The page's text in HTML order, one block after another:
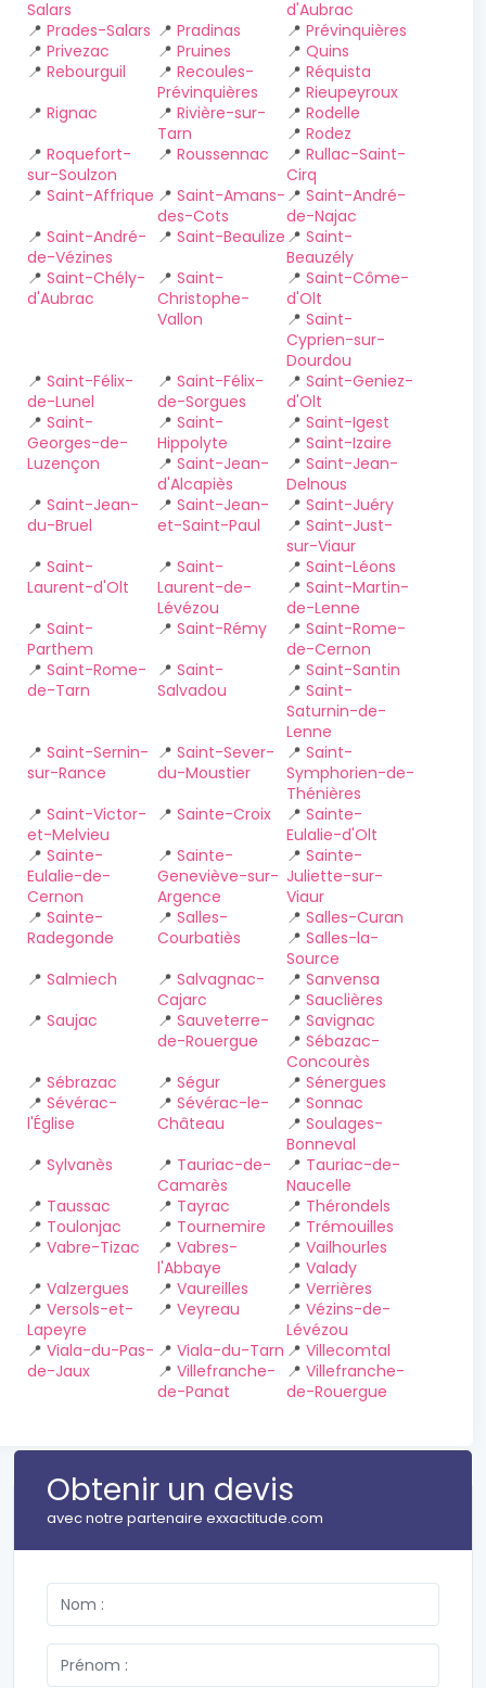
Salars
d'Aubrac
📍 Prades-Salars 📍 Pradinas 📍Prévinquières
📍 Privezac 📍 Pruines 📍Quins
📍 Rebourguil 📍 Recoules-
Prévinquières
📍Réquista
📍Rieupeyroux
📍 Rignac 📍 Rivière-sur-
Tarn
📍Rodelle
📍Rodez
📍 Roquefort-
sur-Soulzon
📍 Roussennac 📍Rullac-Saint-
Cirq
📍 Saint-Affrique 📍 Saint-Amans-
des-Cots
📍Saint-André-
de-Najac
📍 Saint-André-
de-Vézines
📍 Saint-Beaulize 📍Saint-
Beauzély
📍 Saint-Chély-
d'Aubrac
📍 Saint-
Christophe-
Vallon
📍Saint-Côme-
d'Olt
📍Saint-
Cyprien-sur-
Dourdou
📍 Saint-Félix-
de-Lunel
📍 Saint-Félix-
de-Sorgues
📍Saint-Geniez-
d'Olt
📍 Saint-
Georges-de-
Luzençon
📍 Saint-
Hippolyte
📍Saint-Igest
📍Saint-Izaire
📍 Saint-Jean-
d'Alcapiès
📍Saint-Jean-
Delnous
📍 Saint-Jean-
du-Bruel
📍 Saint-Jean-
et-Saint-Paul
📍Saint-Juéry
📍Saint-Just-
sur-Viaur
📍 Saint-
Laurent-d'Olt
📍 Saint-
Laurent-de-
Lévézou
📍Saint-Léons
📍Saint-Martin-
de-Lenne
📍 Saint-
Parthem
📍 Saint-Rémy 📍Saint-Rome-
de-Cernon
📍 Saint-Rome-
de-Tarn
📍 Saint-
Salvadou
📍Saint-Santin
📍Saint-
Saturnin-de-
Lenne
📍 Saint-Sernin-
sur-Rance
📍 Saint-Sever-
du-Moustier
📍Saint-
Symphorien-de-
Thénières
📍 Saint-Victor-
et-Melvieu
📍 Sainte-Croix 📍Sainte-
Eulalie-d'Olt
📍 Sainte-
Eulalie-de-
Cernon
📍 Sainte-
Geneviève-sur-
Argence
📍Sainte-
Juliette-sur-
Viaur
📍 Sainte-
Radegonde
📍 Salles-
Courbatiès
📍Salles-Curan
📍Salles-la-
Source
📍 Salmiech 📍 Salvagnac-
Cajarc
📍Sanvensa
📍Sauclières
📍 Saujac 📍 Sauveterre-
de-Rouergue
📍Savignac
📍Sébazac-
Concourès
📍 Sébrazac 📍 Ségur 📍Sénergues
📍 Sévérac-
l'Église
📍 Sévérac-le-
Château
📍Sonnac
📍Soulages-
Bonneval
📍 Sylvanès 📍 Tauriac-de-
Camarès
📍 Tauriac-de-
Naucelle
📍 Taussac 📍 Tayrac 📍 Thérondels
📍 Toulonjac 📍 Tournemire 📍 Trémouilles
📍 Vabre-Tizac 📍 Vabres-
l'Abbaye
📍Vailhourles
📍Valady
📍 Valzergues 📍 Vaureilles 📍Verrières
📍 Versols-et-
Lapeyre
📍 Veyreau 📍Vézins-de-
Lévézou
📍 Viala-du-Pas-
de-Jaux
📍 Viala-du-Tarn 📍Villecomtal
📍 Villefranche-
de-Panat
📍Villefranche-
de-Rouergue
Obtenir un devis
avec notre partenaire exxactitude.com